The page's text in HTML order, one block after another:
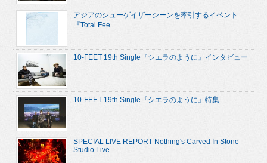
アジアのシューゲイザーシーンを牽引するイベント
『Total Fee...
10-FEET 19th Single『シエラのように』インタビュー
10-FEET 19th Single『シエラのように』特集
SPECIAL LIVE REPORT Nothing's Carved In Stone
Studio Live...